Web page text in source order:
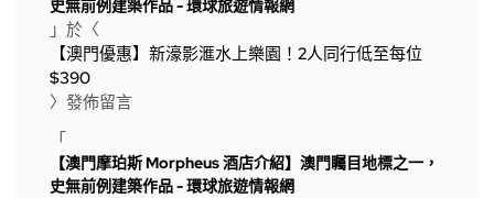
史無前例建築作品 - 環球旅遊情報網
」於〈
【澳門優惠】新濠影滙水上樂園！2人同行低至每位
$390
〉發佈留言
「
【澳門摩珀斯 Morpheus 酒店介紹】澳門矚目地標之一，
史無前例建築作品 - 環球旅遊情報網